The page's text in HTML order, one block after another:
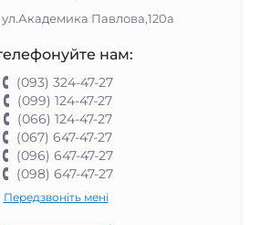
ул.Академика Павлова,120а
нам:
(093) 324-47-27
(099) 124-47-27
(066) 124-47-27
(067) 647-47-27
(096) 647-47-27
(098) 647-47-27
Передзвоніть мені